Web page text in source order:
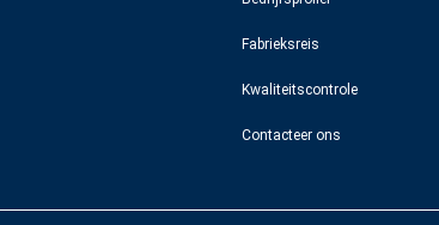
Het lichte
Fabrieksreis
Kwaliteitscontrole
Contacteer ons